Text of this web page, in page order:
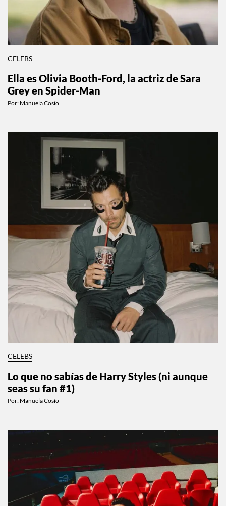
CELEBS
Ella es Olivia Booth-Ford, la actriz de Sara
Grey en Spider-Man
Por: Manuela Cosío
CELEBS
Lo que no sabías de Harry Styles (ni aunque
seas su fan #1)
Por: Manuela Cosío